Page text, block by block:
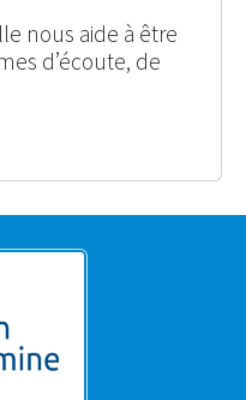
nous aide à être
d’écoute, de